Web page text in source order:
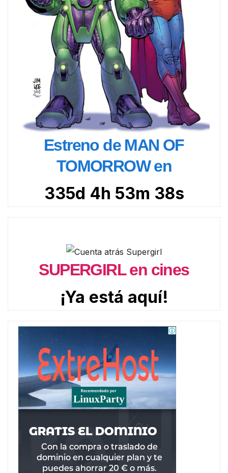
Estreno de MAN OF
TOMORROW en
335d 4h 53m 36s
SUPERGIRL en cines
¡Ya está aquí!